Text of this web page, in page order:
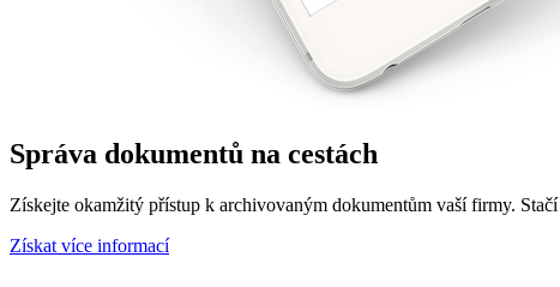
Správa dokumentů na cestách
Získejte okamžitý přístup k archivovaným dokumentům vaší firmy.
Získat více informací